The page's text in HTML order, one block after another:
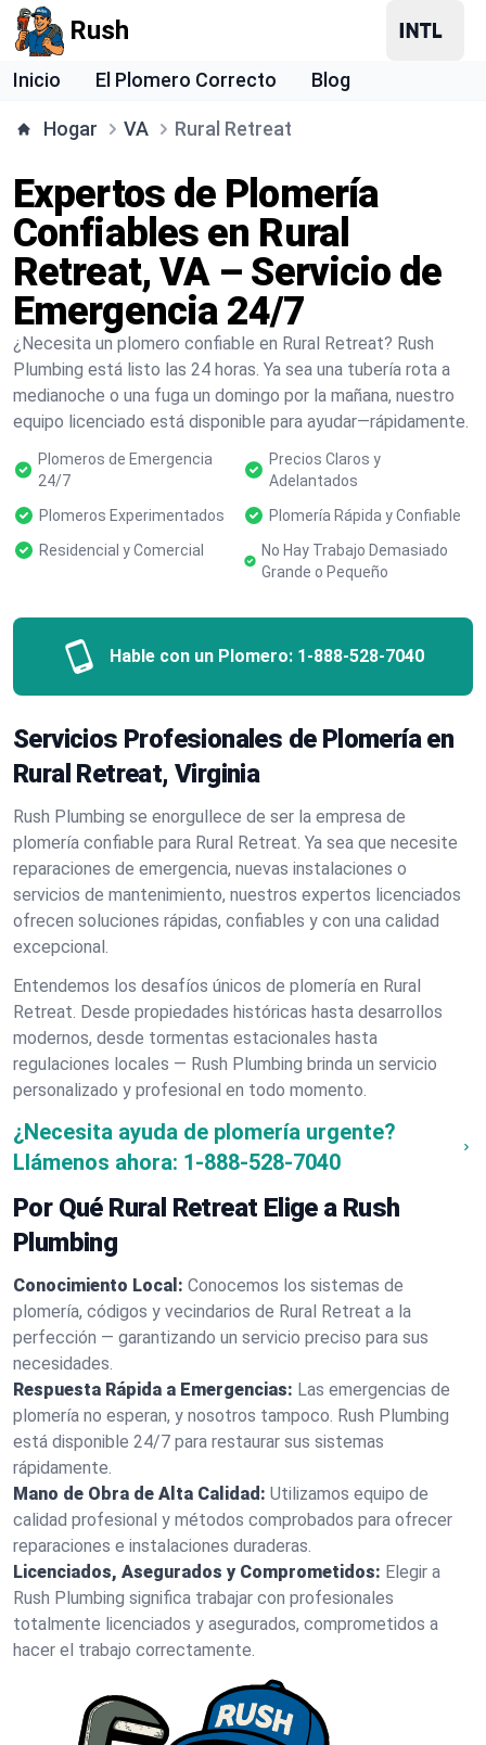
Rush
Inicio El Plomero Correcto Blog
Hogar VA Rural Retreat
Expertos de Plomería
Confiables en Rural
Retreat, VA – Servicio de
Emergencia 24/7
¿Necesita un plomero confiable en Rural Retreat? Rush
Plumbing está listo las 24 horas. Ya sea una tubería rota a
medianoche o una fuga un domingo por la mañana, nuestro
equipo licenciado está disponible para ayudar—rápidamente.
Plomeros de Emergencia
24/7
Precios Claros y
Adelantados
Plomeros Experimentados
Plomería Rápida y Confiable
Residencial y Comercial
No Hay Trabajo Demasiado
Grande o Pequeño
Hable con un Plomero: 1-888-528-7040
Servicios Profesionales de Plomería en
Rural Retreat, Virginia
Rush Plumbing se enorgullece de ser la empresa de
plomería confiable para Rural Retreat. Ya sea que necesite
reparaciones de emergencia, nuevas instalaciones o
servicios de mantenimiento, nuestros expertos licenciados
ofrecen soluciones rápidas, confiables y con una calidad
excepcional.
Entendemos los desafíos únicos de plomería en Rural
Retreat. Desde propiedades históricas hasta desarrollos
modernos, desde tormentas estacionales hasta
regulaciones locales — Rush Plumbing brinda un servicio
personalizado y profesional en todo momento.
¿Necesita ayuda de plomería urgente?
Llámenos ahora: 1-888-528-7040
Por Qué Rural Retreat Elige a Rush
Plumbing
Conocimiento Local: Conocemos los sistemas de
plomería, códigos y vecindarios de Rural Retreat a la
perfección — garantizando un servicio preciso para sus
necesidades.
Respuesta Rápida a Emergencias: Las emergencias de
plomería no esperan, y nosotros tampoco. Rush Plumbing
está disponible 24/7 para restaurar sus sistemas
rápidamente.
Mano de Obra de Alta Calidad: Utilizamos equipo de
calidad profesional y métodos comprobados para ofrecer
reparaciones e instalaciones duraderas.
Licenciados, Asegurados y Comprometidos: Elegir a
Rush Plumbing significa trabajar con profesionales
totalmente licenciados y asegurados, comprometidos a
hacer el trabajo correctamente.